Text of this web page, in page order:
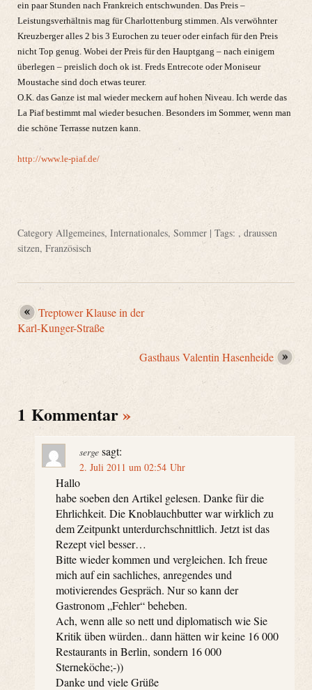
ein paar Stunden nach Frankreich entschwunden. Das Preis –
Leistungsverhältnis mag für Charlottenburg stimmen. Als verwöhnter
Kreuzberger alles 2 bis 3 Eurochen zu teuer oder einfach für den Preis
nicht Top genug. Wobei der Preis für den Hauptgang – nach einigem
überlegen – preislich doch ok ist. Freds Entrecote oder Moniseur
Moustache sind doch etwas teurer.
O.K. das Ganze ist mal wieder meckern auf hohen Niveau. Ich werde das
La Piaf bestimmt mal wieder besuchen. Besonders im Sommer, wenn man
die schöne Terrasse nutzen kann.
http://www.le-piaf.de/
Category Allgemeines, Internationales, Sommer | Tags: , draussen
sitzen, Französisch
Treptower Klause in der
Karl-Kunger-Straße
Gasthaus Valentin Hasenheide
1 Kommentar»
serge sagt:
2. Juli 2011 um 02:54 Uhr
Hallo
habe soeben den Artikel gelesen. Danke für die
Ehrlichkeit. Die Knoblauchbutter war wirklich zu
dem Zeitpunkt unterdurchschnittlich. Jetzt ist das
Rezept viel besser…
Bitte wieder kommen und vergleichen. Ich freue
mich auf ein sachliches, anregendes und
motivierendes Gespräch. Nur so kann der
Gastronom „Fehler“ beheben.
Ach, wenn alle so nett und diplomatisch wie Sie
Kritik üben würden.. dann hätten wir keine 16 000
Restaurants in Berlin, sondern 16 000
Sterneköche;-))
Danke und viele Grüße